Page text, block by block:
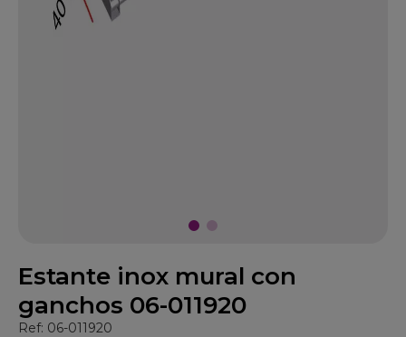
Estante inox mural con
ganchos 06-011920
Ref: 06-011920